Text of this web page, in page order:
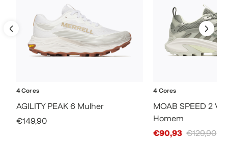
4 Cores
AGILITY PEAK 6 Mulher
Sale Price
€149,90
4 Cores
MOAB SPEED 2
Homem
Sale Price
€90,93 €129,90